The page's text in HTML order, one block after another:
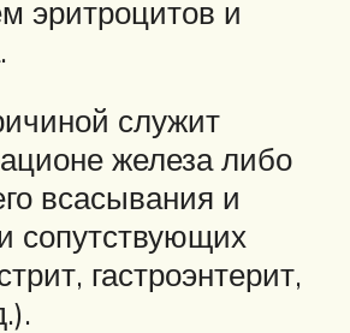
эритроцитов и
служит
железа либо
всасывания и
сопутствующих
гастроэнтерит,